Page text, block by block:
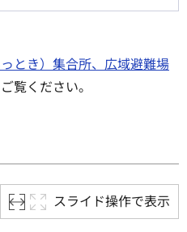
とき）集合所、広域避難場
覧ください。
スライド操作で表示